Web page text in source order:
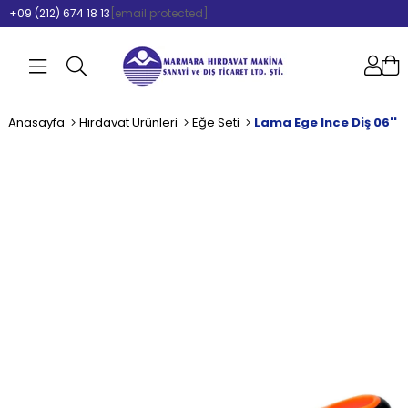
+09 (212) 674 18 13 [email protected]
Anasayfa Hırdavat Ürünleri Eğe Seti Lama Ege Ince Diş 06''